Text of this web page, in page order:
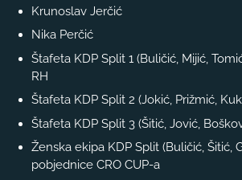
Krunoslav Jerčić
Nika Perčić
Štafeta KDP Split 1 (Buličić, Mijić,
RH
Štafeta KDP Split 2 (Jokić, Prižmić,
Štafeta KDP Split 3 (Šitić, Jović,
Ženska ekipa KDP Split (Buličić, Šitić,
pobjednice CRO CUP-a